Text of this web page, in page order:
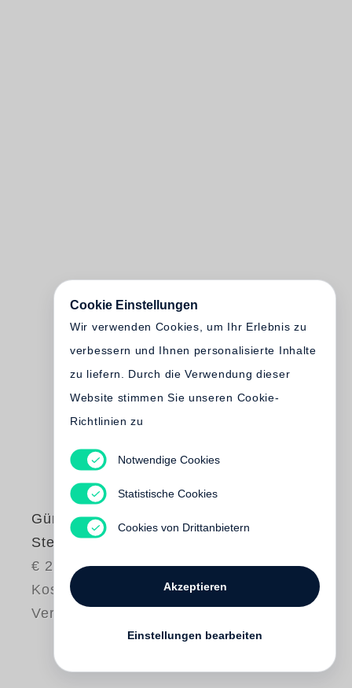
Günter Grass
Steine wälzen
€ 280.00
Kostenloser
Versand
Cookie Einstellungen
Wir verwenden Cookies, um Ihr Erlebnis zu
verbessern und Ihnen personalisierte Inhalte
zu liefern. Durch die Verwendung dieser
Website stimmen Sie unseren Cookie-
Richtlinien zu
Notwendige Cookies
Statistische Cookies
Cookies von Drittanbietern
Akzeptieren
Einstellungen bearbeiten